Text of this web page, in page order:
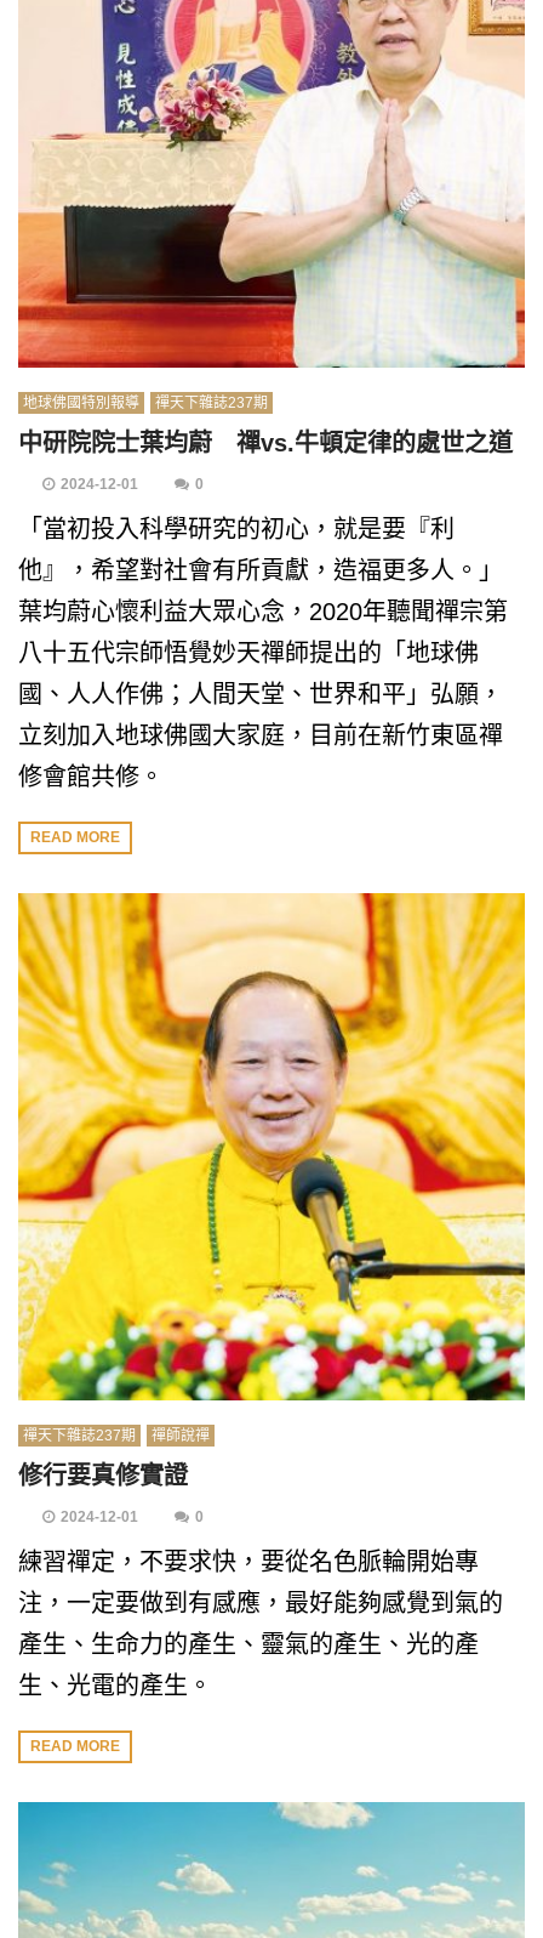
地球佛國特別報導 禪天下雜誌237期
中研院院士葉均蔚 禪vs.牛頓定律的處世之道
2024-12-01 0
「當初投入科學研究的初心，就是要『利
他』，希望對社會有所貢獻，造福更多人。」
葉均蔚心懷利益大眾心念，2020年聽聞禪宗第
八十五代宗師悟覺妙天禪師提出的「地球佛
國、人人作佛；人間天堂、世界和平」弘願，
立刻加入地球佛國大家庭，目前在新竹東區禪
修會館共修。
READ MORE
禪天下雜誌237期 禪師說禪
修行要真修實證
2024-12-01 0
練習禪定，不要求快，要從名色脈輪開始專
注，一定要做到有感應，最好能夠感覺到氣的
產生、生命力的產生、靈氣的產生、光的產
生、光電的產生。
READ MORE